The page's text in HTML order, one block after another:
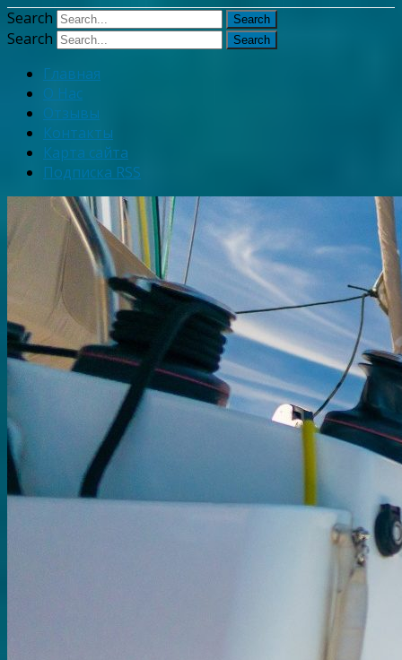
Search
Search
Главная
О Нас
Отзывы
Контакты
Карта сайта
Подписка RSS
Узнать больше. Хорошо,